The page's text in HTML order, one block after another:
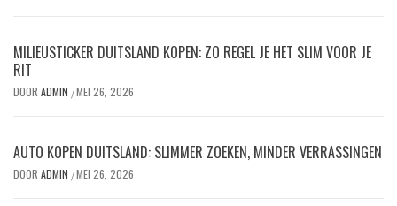
MILIEUSTICKER DUITSLAND KOPEN: ZO REGEL JE HET SLIM VOOR JE
RIT
DOOR ADMIN /MEI 26, 2026
AUTO KOPEN DUITSLAND: SLIMMER ZOEKEN, MINDER VERRASSINGEN
DOOR ADMIN /MEI 26, 2026